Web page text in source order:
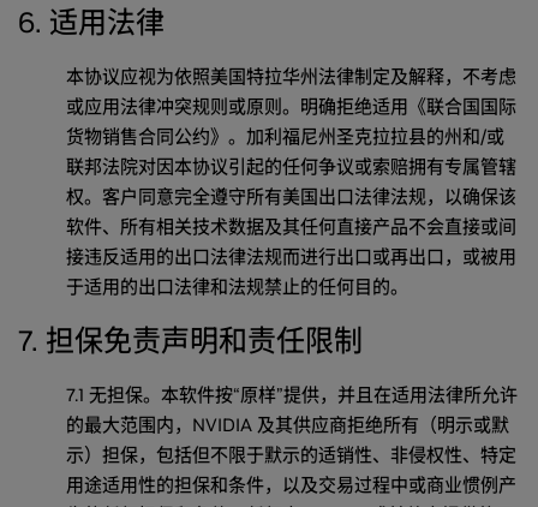
6. 适用法律
本协议应视为依照美国特拉华州法律制定及解释，不考虑
或应用法律冲突规则或原则。明确拒绝适用《联合国国际
货物销售合同公约》。加利福尼州圣克拉拉县的州和/或
联邦法院对因本协议引起的任何争议或索赔拥有专属管辖
权。客户同意完全遵守所有美国出口法律法规，以确保该
软件、所有相关技术数据及其任何直接产品不会直接或间
接违反适用的出口法律法规而进行出口或再出口，或被用
于适用的出口法律和法规禁止的任何目的。
7. 担保免责声明和责任限制
7.1 无担保。本软件按“原样”提供，并且在适用法律所允许
的最大范围内，NVIDIA 及其供应商拒绝所有（明示或默
示）担保，包括但不限于默示的适销性、非侵权性、特定
用途适用性的担保和条件，以及交易过程中或商业惯例产